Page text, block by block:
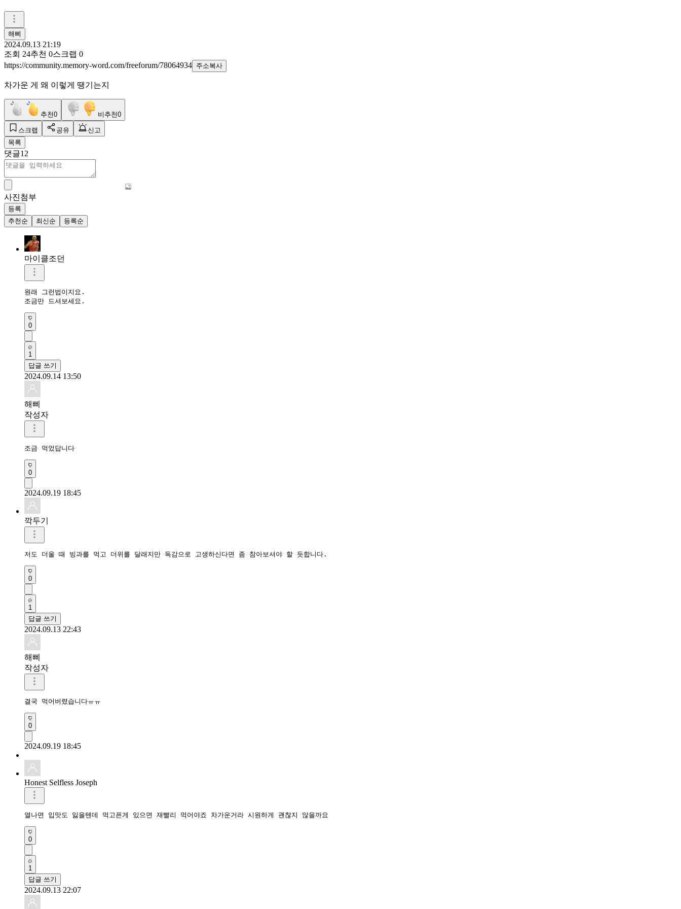
해삐
2024.09.13 21:19
조회 24추천 0스크랩 0
https://community.memory-word.com/freeforum/78064934 주소복사
차가운 게 왜 이렇게 땡기는지
추천0 비추천0
스크랩 공유
신고
목록
댓글12
사진첨부
등록
추천순
최신순 등록순
마이클조던
원래 그런법이지요.
조금만 드셔보세요.
0
1
답글 쓰기
2024.09.14 13:50
해삐
작성자
조금 먹었답니다
0
2024.09.19 18:45
깍두기
저도 더울 때 빙과를 먹고 더위를 달래지만 독감으로 고생하신다면 좀 참아보셔야 할 듯합니다.
0
1
답글 쓰기
2024.09.13 22:43
해삐
작성자
결국 먹어버렸습니다ㅠㅠ
0
2024.09.19 18:45
Honest Selfless Joseph
열나면 입맛도 잃을텐데 먹고픈게 있으면 재빨리 먹어야죠 차가운거라 시원하게 괜찮지 않을까요
0
1
답글 쓰기
2024.09.13 22:07